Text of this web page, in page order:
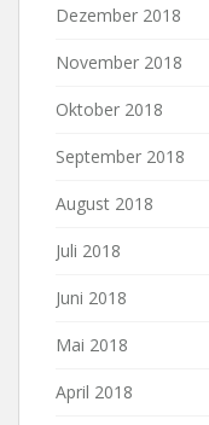
Dezember 2018
November 2018
Oktober 2018
September 2018
August 2018
Juli 2018
Juni 2018
Mai 2018
April 2018